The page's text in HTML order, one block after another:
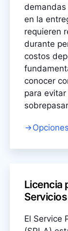
demandas
en la
requieren
durante
costos
conocer
para
Licencia
El Service